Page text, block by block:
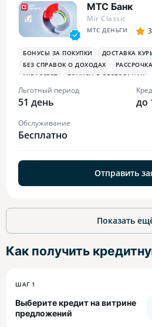
МТС Банк
Mir Classic
МТС ДЕНЬГИ
БОНУСЫ ЗА ПОКУПКИ
ДОСТАВКА
БЕЗ СПРАВОК О ДОХОДАХ
РАССРОЧКА
MIRACCEPT
БОНУСЫ В РЕСТОРАНАХ
Льготный период
51 день до
Обслуживание
Бесплатно
Отправить
Показать
Как получить
ШАГ 1
Выберите кредит на витрине
предложений